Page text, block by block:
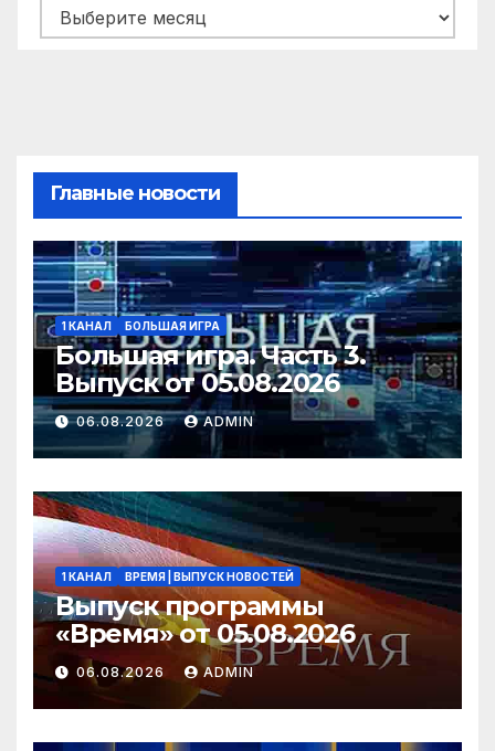
Архивы
Главные новости
1 КАНАЛ БОЛЬШАЯ ИГРА
Большая игра. Часть 3.
Выпуск от 05.08.2026
06.08.2026 ADMIN
1 КАНАЛ ВРЕМЯ | ВЫПУСК НОВОСТЕЙ
Выпуск программы
«Время» от 05.08.2026
06.08.2026 ADMIN